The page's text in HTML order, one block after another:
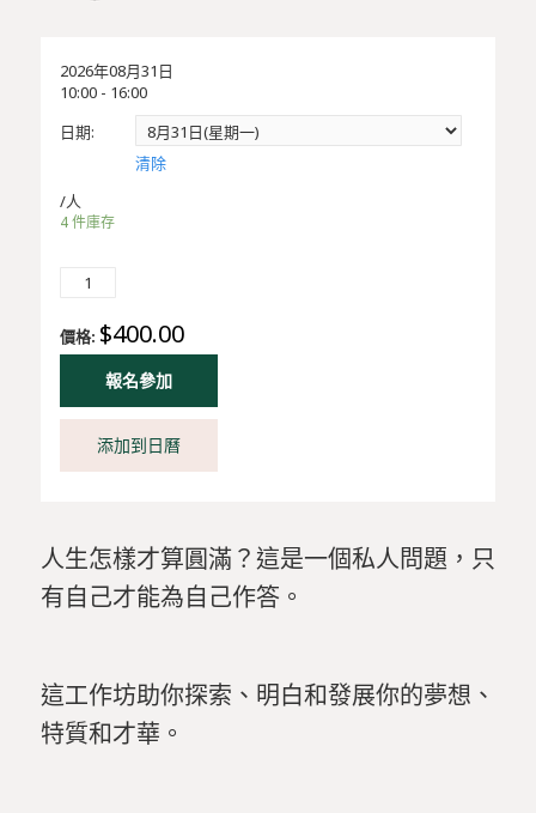
2026年08月31日
10:00 - 16:00
日期
清除
/人
4 件庫存
價格: $400.00
報名參加
添加到日曆
人生怎樣才算圓滿？這是一個私人問題，只
有自己才能為自己作答。
這工作坊助你探索、明白和發展你的夢想、
特質和才華。